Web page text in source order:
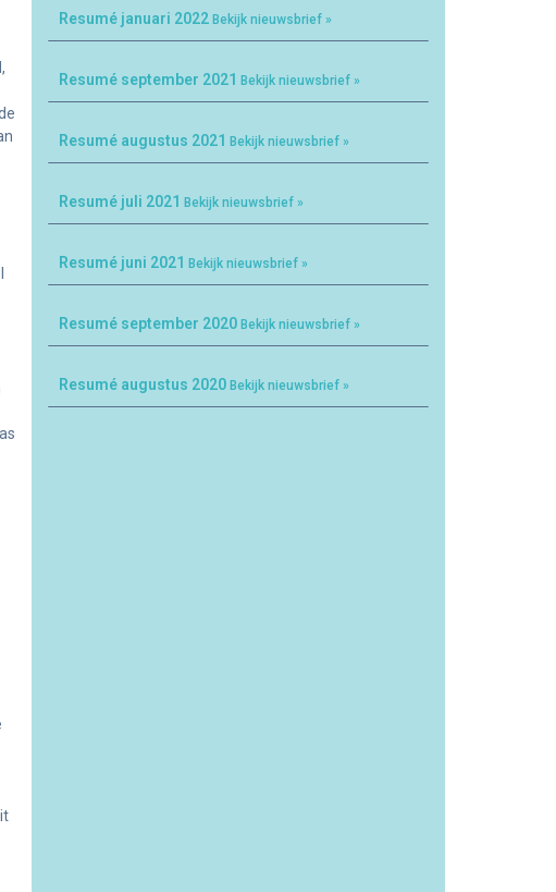
Resumé januari 2022 Bekijk nieuwsbrief »
Resumé september 2021 Bekijk nieuwsbrief »
Resumé augustus 2021 Bekijk nieuwsbrief »
Resumé juli 2021 Bekijk nieuwsbrief »
Resumé juni 2021 Bekijk nieuwsbrief »
Resumé september 2020 Bekijk nieuwsbrief »
Resumé augustus 2020 Bekijk nieuwsbrief »